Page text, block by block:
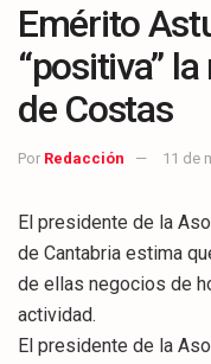
Emérito
“positiva”
de Costas
Por Redacción 11 de
El presidente de la
de Cantabria estima
de ellas negocios de
actividad.
El presidente de la